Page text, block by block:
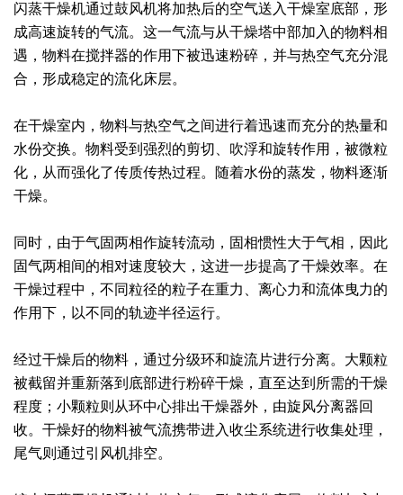
公司大事记
气流干燥系列
喷雾干燥机系列
真空干燥系列
载体干燥系列
滚筒干燥系列
沸腾干燥系列
烘箱干燥系列
管束干燥系列
食品行业
环保行业
工程技术中心
质量监督技术中心
范群新闻
行业新闻
服务中心
常见问题
社会责任
公共责任
社会责任报告
社会责任
绿色工厂
人才招聘
联系我们
闪蒸干燥机通过鼓风机将加热后的空气送入干燥室底部，形
成高速旋转的气流。这一气流与从干燥塔中部加入的物料相
遇，物料在搅拌器的作用下被迅速粉碎，并与热空气充分混
合，形成稳定的流化床层。
在干燥室内，物料与热空气之间进行着迅速而充分的热量和
水份交换。物料受到强烈的剪切、吹浮和旋转作用，被微粒
化，从而强化了传质传热过程。随着水份的蒸发，物料逐渐
干燥。
同时，由于气固两相作旋转流动，固相惯性大于气相，因此
固气两相间的相对速度较大，这进一步提高了干燥效率。在
干燥过程中，不同粒径的粒子在重力、离心力和流体曳力的
作用下，以不同的轨迹半径运行。
经过干燥后的物料，通过分级环和旋流片进行分离。大颗粒
被截留并重新落到底部进行粉碎干燥，直至达到所需的干燥
程度；小颗粒则从环中心排出干燥器外，由旋风分离器回
收。干燥好的物料被气流携带进入收尘系统进行收集处理，
尾气则通过引风机排空。